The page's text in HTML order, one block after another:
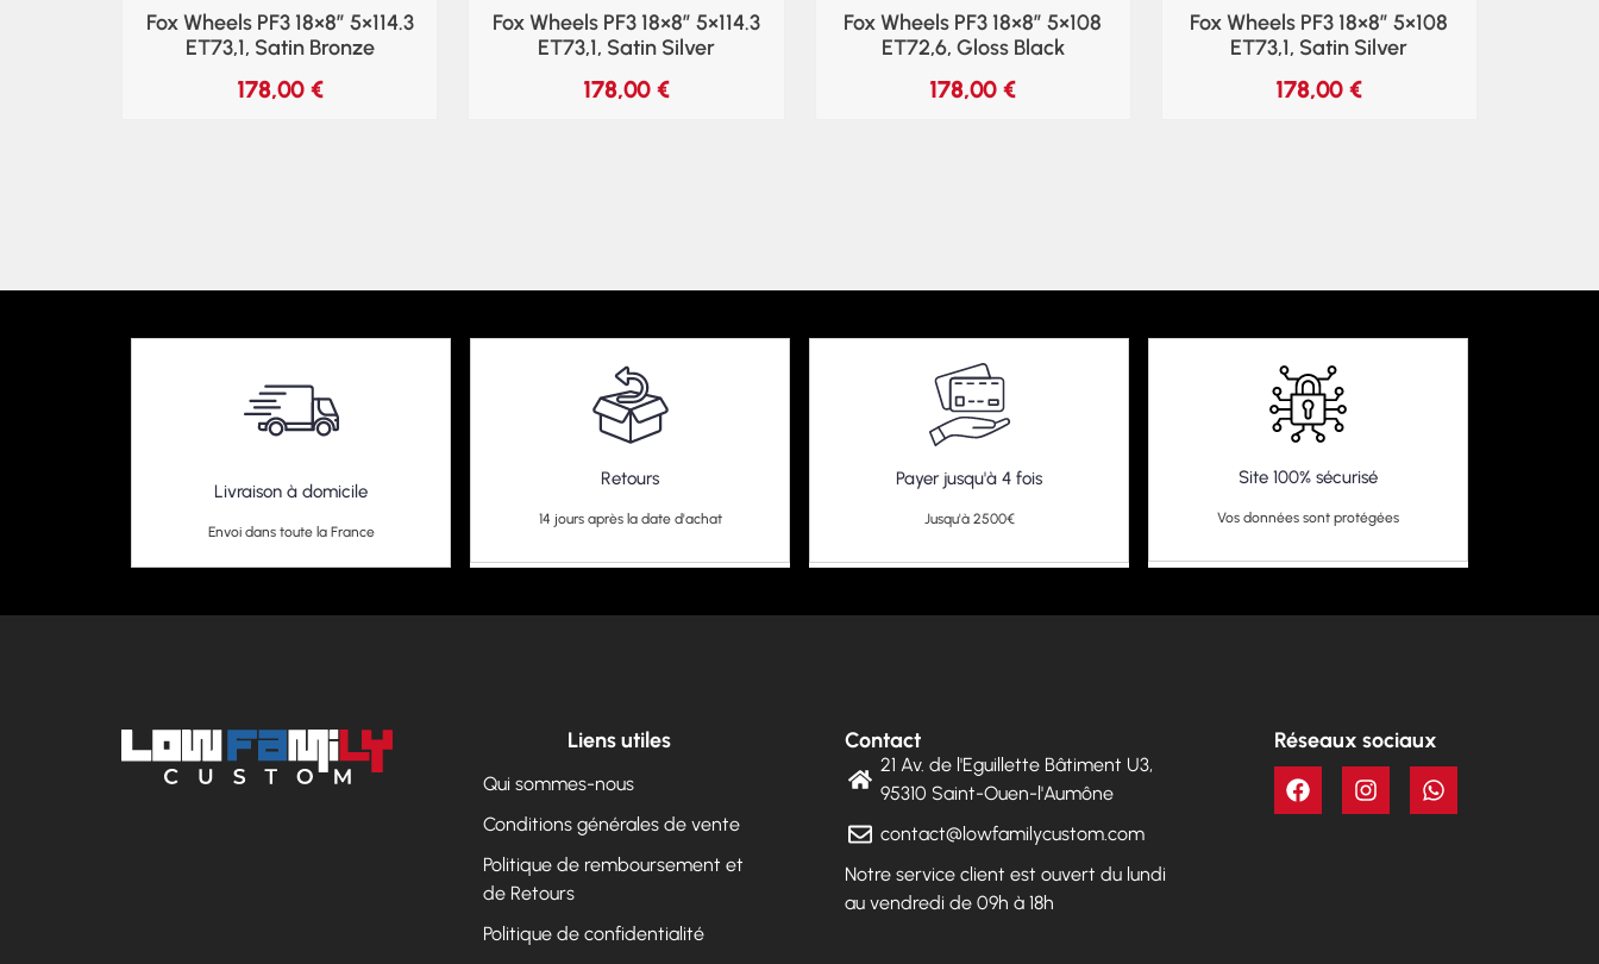
Fox Wheels PF3 18×8″ 5×114.3
ET73,1, Satin Bronze
178,00 €
Fox Wheels PF3 18×8″ 5×114.3
ET73,1, Satin Silver
178,00 €
Fox Wheels PF3 18×8″ 5×108
ET72,6, Gloss Black
178,00€
Fox Wheels PF3 18×8″ 5×108
ET73,1, Satin Silver
178,00€
Livraison à domicile
Envoi dans toute la France
Retours
14 jours après la date d'achat
Payer jusqu'à 4 fois
Jusqu'à 2500€
Site 100% sécurisé
Vos données sont protégées
Liens utiles
Qui sommes-nous
Conditions générales de vente
Politique de remboursement et
de Retours
Politique de confidentialité
Contact
21 Av. de l'Eguillette Bâtiment U3,
95310 Saint-Ouen-l'Aumône
contact@lowfamilycustom.com
Notre service client est ouvert du lundi
au vendredi de 09h à 18h
Réseaux sociaux